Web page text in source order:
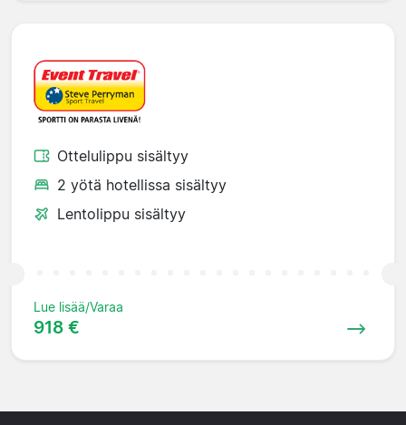
Ottelulippu sisältyy
2 yötä hotellissa sisältyy
Lentolippu sisältyy
Lue lisää/Varaa
918 €